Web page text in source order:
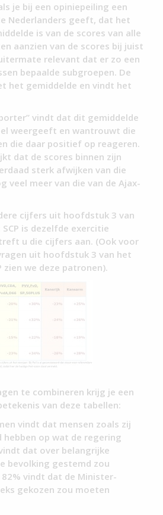
je bij een opiniepeiling een
Nederlanders geeft, dat het
is van de scores van alle
aanzien van de scores bij juist
relevant dat er zo een
bepaalde subgroepen. De
het gemiddelde en vindt het
vindt dat dit gemiddelde
weergeeft en wantrouwt die
die daar positief op reageren.
dat de scores binnen zijn
sterk afwijken van die
veel meer van die van de Ajax-
cijfers uit hoofdstuk 3 van
is dezelfde exercitie
u die cijfers aan. (Ook voor
uit hoofdstuk 3 van het
zien we deze patronen).
te combineren krijg je een
van deze tabellen:
vindt dat mensen zoals zij
hebben op wat de regering
dat over belangrijke
bevolking gestemd zou
vindt dat de Minister-
gekozen zou moeten